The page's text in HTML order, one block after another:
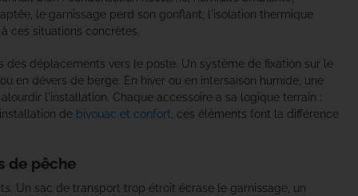
le garnissage perd son gonflant, l'isolation thermique
ces situations concrètes.
déplacements vers le poste. Un système de fixation sur le
en dévers de berge. En hiver ou en intersaison humide, une
l'installation. Chaque accessoire a sa logique terrain :
de bivouac et confort , ces éléments font la différence
de pêche
Un sac de transport trop étroit écrase le garnissage, un